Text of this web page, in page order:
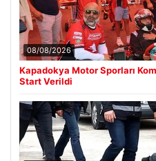
08/08/2026
Kapadokya Motor Sporları
Start Verildi